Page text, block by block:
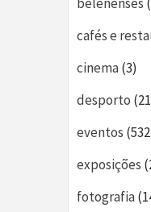
cafés e
cinema(3)
desporto
eventos
exposições
fotografia